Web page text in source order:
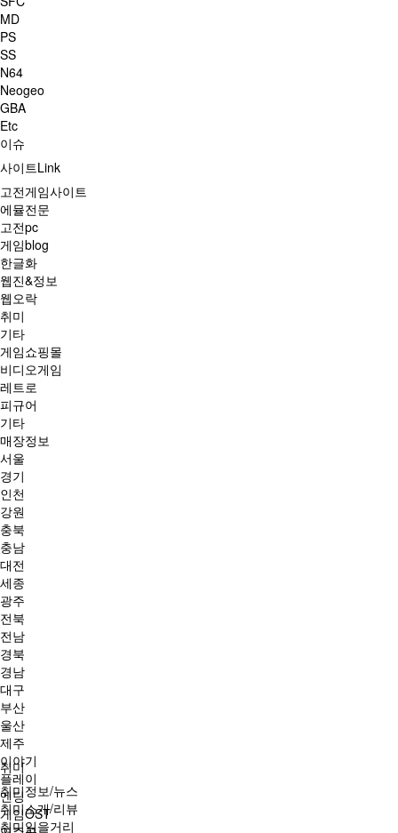
MD
PS
SS
N64
Neogeo
GBA
Etc
이슈
사이트Link
고전게임사이트
에뮬전문
고전pc
게임blog
한글화
웹진&정보
웹오락
취미
기타
게임쇼핑몰
비디오게임
레트로
피규어
기타
매장정보
서울
경기
인천
강원
충북
충남
대전
세종
광주
전북
전남
경북
경남
대구
부산
울산
제주
취미
취미정보/뉴스
취미소개/리뷰
취미읽을거리
이야기
플레이
엔딩
게임OST